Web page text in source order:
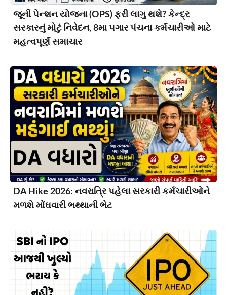
જૂની પેન્શન યોજના (OPS) ફરી લાગુ થશે? કેન્દ્ર
સરકારનું મોટું નિવેદન, 8મા પગાર પંચના કર્મચારીઓ માટે
મહત્વપૂર્ણ સમાચાર
DA Hike 2026: નવરાત્રિ પહેલા સરકારી કર્મચારીઓને
મળશે મોંઘવારી ભથ્થાની ભેટ